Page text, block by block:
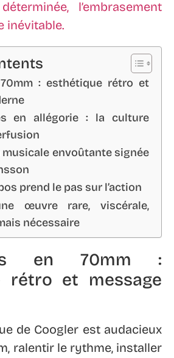
: esthétique rétro et
en allégorie : la culture
envoûtante signée
prend le pas sur l’action
œuvre rare, viscérale,
nécessaire
en 70mm :
rétro et message
de Coogler est audacieux
ralentir le rythme, installer